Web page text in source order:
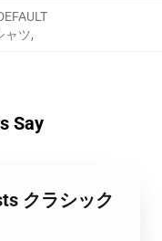
ャツ,
Say
クラシック